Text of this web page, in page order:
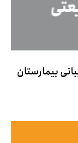
بیمارستان